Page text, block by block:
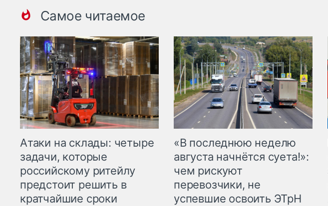
Самое читаемое
Атаки на склады: четыре
задачи, которые
российскому ритейлу
предстоит решить в
кратчайшие сроки
«В последнюю неделю
августа начнётся суета!»:
чем рискуют
перевозчики, не
успевшие освоить ЭТрН